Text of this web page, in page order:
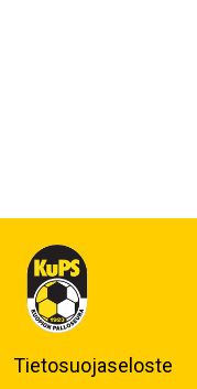
Tietosuojaseloste